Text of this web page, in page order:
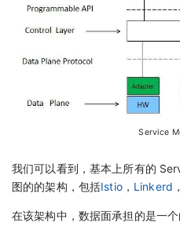
Service
我们可以看到，基本上所有的
图的的架构，包括Istio， Linkerd ，
在该架构中，数据面承担的是一